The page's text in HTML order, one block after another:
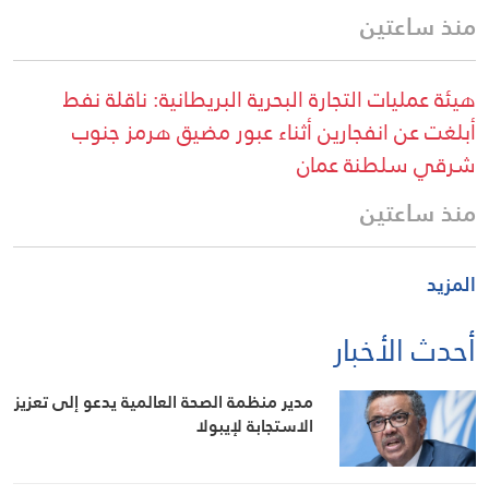
منذ ساعتين
هيئة عمليات التجارة البحرية البريطانية: ناقلة نفط
أبلغت عن انفجارين أثناء عبور مضيق هرمز جنوب
شرقي سلطنة عمان
منذ ساعتين
المزيد
أحدث الأخبار
مدير منظمة الصحة العالمية يدعو إلى تعزيز
الاستجابة لإيبولا